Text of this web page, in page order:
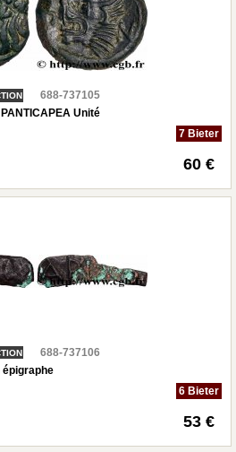
688-737105
Unité
7 Bieter
60 €
688-737106
épigraphe
6 Bieter
53 €